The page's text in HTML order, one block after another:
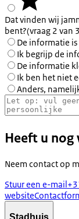
Dat vinden wij
bent?(vraag 2 van
De informatie
Ik begrijp de
De informatie
Ik ben het niet
Anders,
Heeft u nog
Neem contact op
Stuur een e-mail
website
Stadhuis